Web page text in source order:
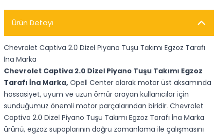
Ürün Detayı
Chevrolet Captiva 2.0 Dizel Piyano Tuşu Takımı Egzoz Tarafı
İna Marka
Chevrolet Captiva 2.0 Dizel Piyano Tuşu Takımı Egzoz
Tarafı İna Marka, Opell Center olarak motor üst aksamında
hassasiyet, uyum ve uzun ömür arayan kullanıcılar için
sunduğumuz önemli motor parçalarından biridir. Chevrolet
Captiva 2.0 Dizel Piyano Tuşu Takımı Egzoz Tarafı İna Marka
ürünü, egzoz supaplarının doğru zamanlama ile çalışmasını